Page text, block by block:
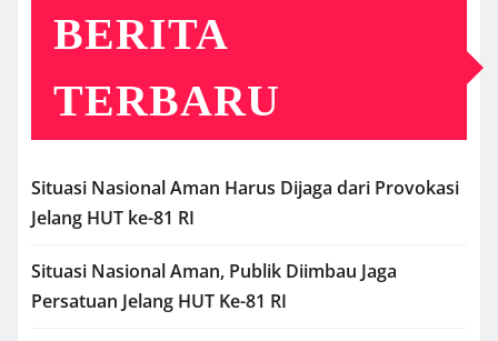
BERITA
TERBARU
Situasi Nasional Aman Harus Dijaga dari Provokasi
Jelang HUT ke-81 RI
Situasi Nasional Aman, Publik Diimbau Jaga
Persatuan Jelang HUT Ke-81 RI